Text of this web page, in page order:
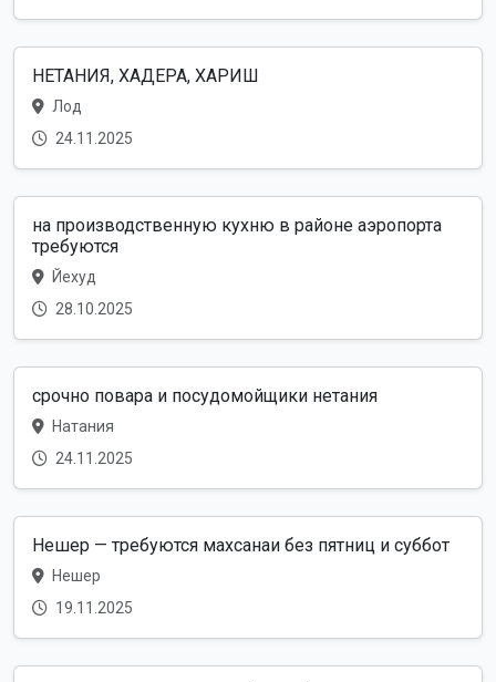
НЕТАНИЯ, ХАДЕРА, ХАРИШ
Лод
24.11.2025
на производственную кухню в районе аэропорта
требуются
Йехуд
28.10.2025
срочно повара и посудомойщики нетания
Натания
24.11.2025
Нешер — требуются махсанаи без пятниц и суббот
Нешер
19.11.2025